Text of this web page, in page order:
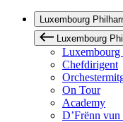
Luxembourg
Luxembourg
Luxembourg
Chefdirigent
On Tour
Academy
D’Frënn